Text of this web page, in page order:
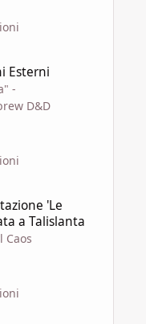
Esterni
-
D&D
'Le
a Talislanta
Caos